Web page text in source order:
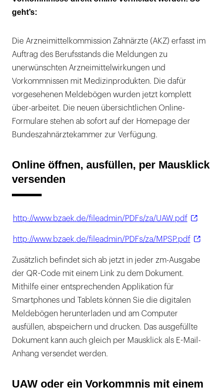
Nebenwirkungsmeldungen und
Veröffentlichungen
UAWs bei Kindern und Jugendlichen sind
wichtig
So werden die Meldungen weiter verarbeitet
geht’s:
Die Arzneimittelkommission Zahnärzte (AKZ) erfasst im
Auftrag des Berufsstands die Meldungen zu
unerwünschten Arzneimittelwirkungen und
Vorkommnissen mit Medizinprodukten. Die dafür
vorgesehenen Meldebögen wurden jetzt komplett
über-arbeitet. Die neuen übersichtlichen Online-
Formulare stehen ab sofort auf der Homepage der
Bundeszahnärztekammer zur Verfügung.
Online öffnen, ausfüllen, per Mausklick
versenden
http://www.bzaek.de/fileadmin/PDFs/za/UAW.pdf
http://www.bzaek.de/fileadmin/PDFs/za/MPSP.pdf
Zusätzlich befindet sich ab jetzt in jeder zm-Ausgabe
der QR-Code mit einem Link zu dem Dokument.
Mithilfe einer entsprechenden Applikation für
Smartphones und Tablets können Sie die digitalen
Meldebögen herunterladen und am Computer
ausfüllen, abspeichern und drucken. Das ausgefüllte
Dokument kann auch gleich per Mausklick als E-Mail-
Anhang versendet werden.
UAW oder ein Vorkommnis mit einem